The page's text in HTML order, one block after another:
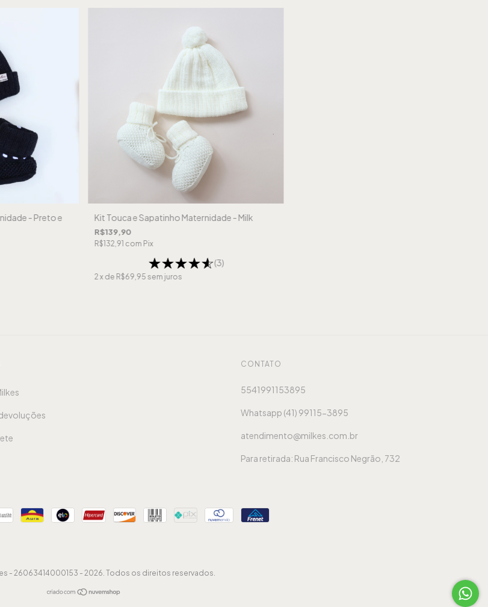
- Preto e
Kit Touca e Sapatinho Maternidade - Milk
R$139,90
R$132,91 com Pix
(3)
2 x de R$69,95 sem juros
CONTATO
5541991153895
Whatsapp (41) 99115-3895
atendimento@milkes.com.br
Para retirada: Rua Francisco Negrão, 732
- 26063414000153 - 2026. Todos os direitos reservados.